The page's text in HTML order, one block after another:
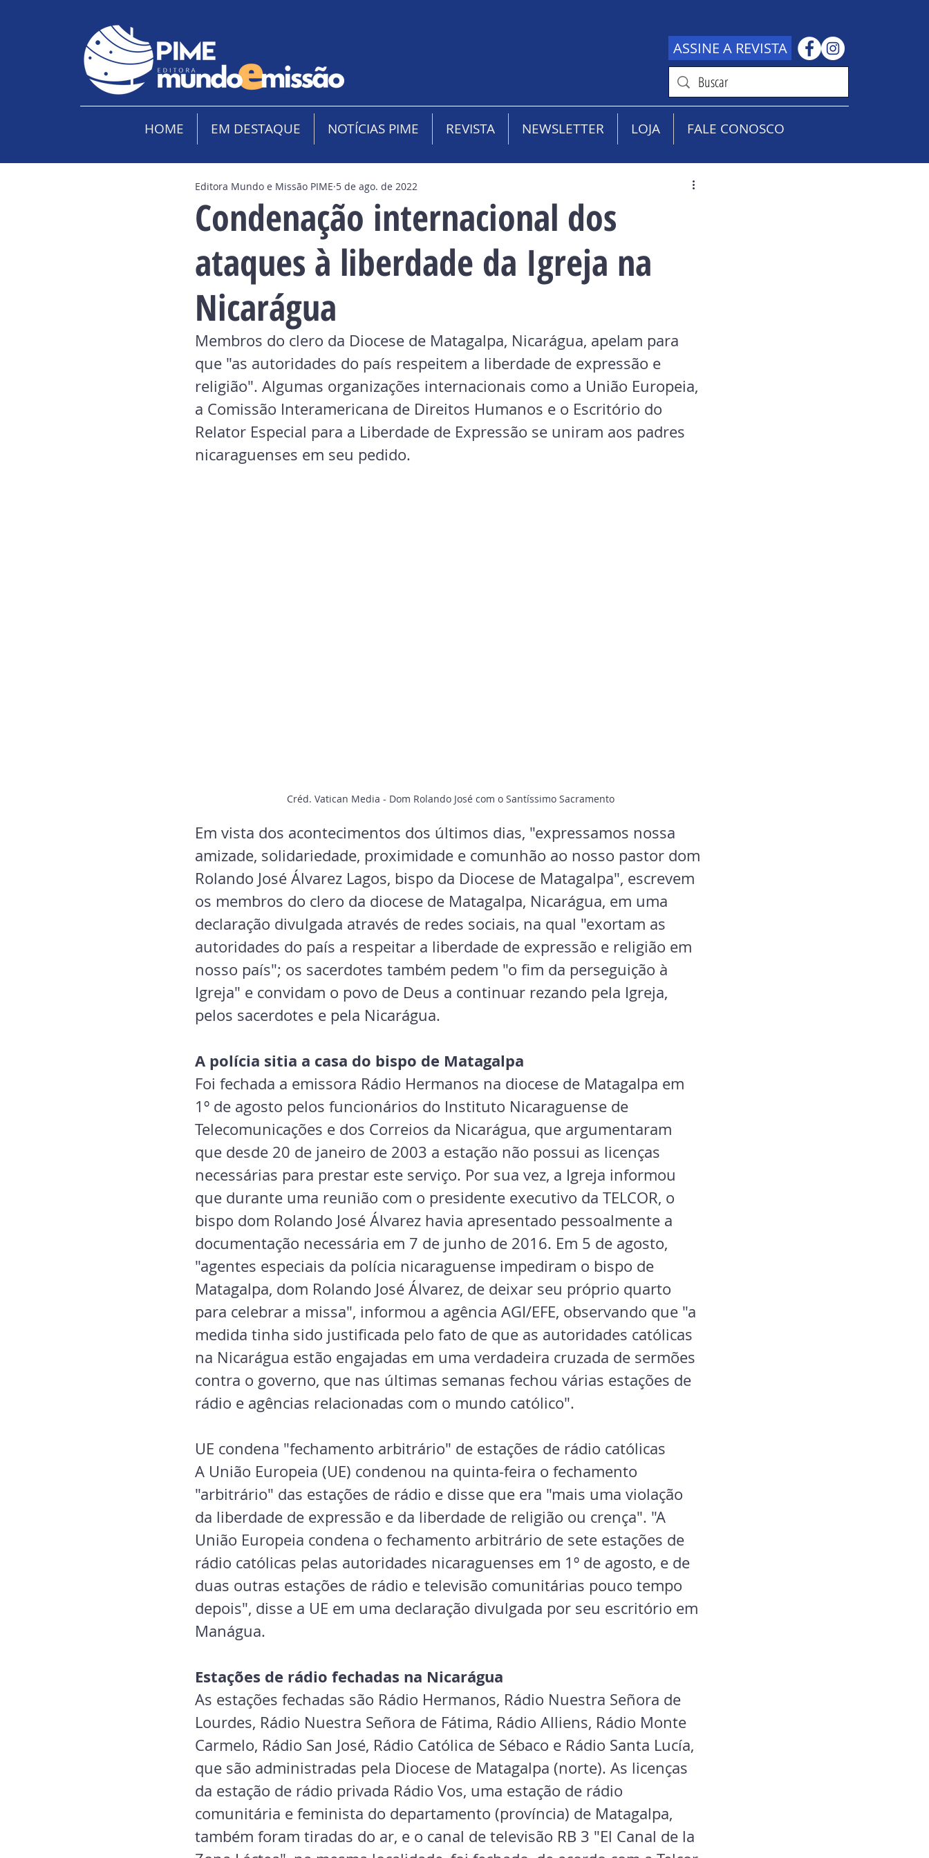
ASSINE A REVISTA
HOME EM DESTAQUE NOTÍCIAS PIME REVISTA NEWSLETTER LOJA FALE CONOSCO
Condenação internacional dos
ataques à liberdade da Igreja na
Nicarágua
Editora Mundo e Missão PIME 5 de ago. de 2022
Membros do clero da Diocese de Matagalpa, Nicarágua, apelam para
que "as autoridades do país respeitem a liberdade de expressão e
religião". Algumas organizações internacionais como a União Europeia,
a Comissão Interamericana de Direitos Humanos e o Escritório do
Relator Especial para a Liberdade de Expressão se uniram aos padres
nicaraguenses em seu pedido.
Créd. Vatican Media - Dom Rolando José com o Santíssimo Sacramento
Em vista dos acontecimentos dos últimos dias, "expressamos nossa
amizade, solidariedade, proximidade e comunhão ao nosso pastor dom
Rolando José Álvarez Lagos, bispo da Diocese de Matagalpa", escrevem
os membros do clero da diocese de Matagalpa, Nicarágua, em uma
declaração divulgada através de redes sociais, na qual "exortam as
autoridades do país a respeitar a liberdade de expressão e religião em
nosso país"; os sacerdotes também pedem "o fim da perseguição à
Igreja" e convidam o povo de Deus a continuar rezando pela Igreja,
pelos sacerdotes e pela Nicarágua.
A polícia sitia a casa do bispo de Matagalpa
Foi fechada a emissora Rádio Hermanos na diocese de Matagalpa em
1º de agosto pelos funcionários do Instituto Nicaraguense de
Telecomunicações e dos Correios da Nicarágua, que argumentaram
que desde 20 de janeiro de 2003 a estação não possui as licenças
necessárias para prestar este serviço. Por sua vez, a Igreja informou
que durante uma reunião com o presidente executivo da TELCOR, o
bispo dom Rolando José Álvarez havia apresentado pessoalmente a
documentação necessária em 7 de junho de 2016. Em 5 de agosto,
"agentes especiais da polícia nicaraguense impediram o bispo de
Matagalpa, dom Rolando José Álvarez, de deixar seu próprio quarto
para celebrar a missa", informou a agência AGI/EFE, observando que "a
medida tinha sido justificada pelo fato de que as autoridades católicas
na Nicarágua estão engajadas em uma verdadeira cruzada de sermões
contra o governo, que nas últimas semanas fechou várias estações de
rádio e agências relacionadas com o mundo católico".
UE condena "fechamento arbitrário" de estações de rádio católicas
A União Europeia (UE) condenou na quinta-feira o fechamento
"arbitrário" das estações de rádio e disse que era "mais uma violação
da liberdade de expressão e da liberdade de religião ou crença". "A
União Europeia condena o fechamento arbitrário de sete estações de
rádio católicas pelas autoridades nicaraguenses em 1º de agosto, e de
duas outras estações de rádio e televisão comunitárias pouco tempo
depois", disse a UE em uma declaração divulgada por seu escritório em
Manágua.
Estações de rádio fechadas na Nicarágua
As estações fechadas são Rádio Hermanos, Rádio Nuestra Señora de
Lourdes, Rádio Nuestra Señora de Fátima, Rádio Alliens, Rádio Monte
Carmelo, Rádio San José, Rádio Católica de Sébaco e Rádio Santa Lucía,
que são administradas pela Diocese de Matagalpa (norte). As licenças
da estação de rádio privada Rádio Vos, uma estação de rádio
comunitária e feminista do departamento (província) de Matagalpa,
também foram tiradas do ar, e o canal de televisão RB 3 "El Canal de la